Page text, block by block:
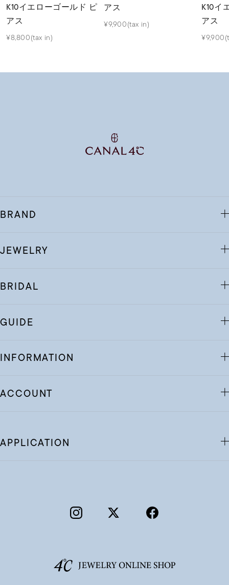
K10イエローゴールド ピ
アス
¥8,800(tax in)
アス
¥9,900(tax in)
K10イ
アス
BRAND
JEWELRY
BRIDAL
GUIDE
INFORMATION
ACCOUNT
APPLICATION